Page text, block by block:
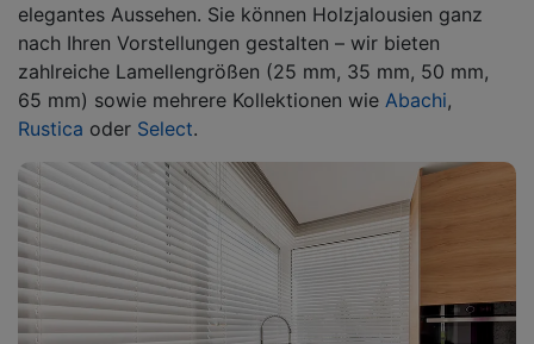
elegantes Aussehen. Sie können Holzjalousien ganz
nach Ihren Vorstellungen gestalten – wir bieten
zahlreiche Lamellengrößen (25 mm, 35 mm, 50 mm,
65 mm) sowie mehrere Kollektionen wie Abachi,
Rustica oder Select.